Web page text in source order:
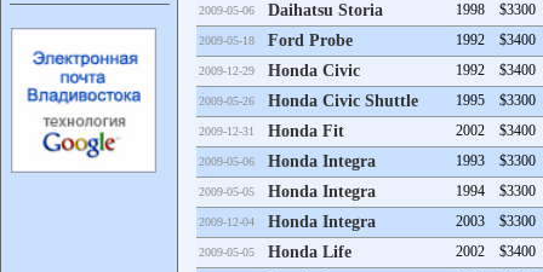
2009-05-06 Daihatsu Storia 1998 $3300
2009-05-18 Ford Probe 1992 $3400
2009-12-29 Honda Civic 1992 $3400
2009-05-26 Honda Civic Shuttle 1995 $3300
2009-12-31 Honda Fit 2002 $3400
2009-05-06 Honda Integra 1993 $3300
2009-05-05 Honda Integra 1994 $3300
2009-12-04 Honda Integra 2003 $3300
2009-05-05 Honda Life 2002 $3400